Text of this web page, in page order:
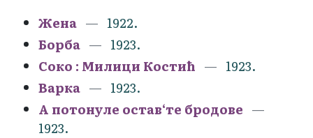
Жена
1922.
Борба
1923.
Соко : Милици Костић
1923.
Варка
1923.
А потонуле остав‘те бродове
1923.